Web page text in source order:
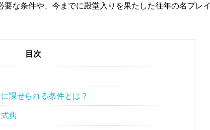
な条件や、今までに殿堂入りを果たした往年の名プレイ
目次
課せられる条件とは？
典